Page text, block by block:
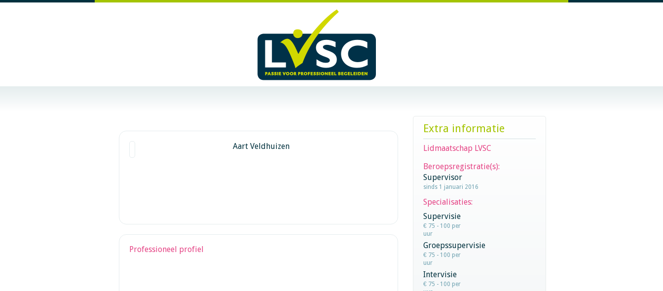
Aart Veldhuizen
Professioneel profiel
Extra informatie
Lidmaatschap LVSC
Beroepsregistratie(s):
Supervisor
sinds 1 januari 2016
Specialisaties:
Supervisie
€ 75 - 100 per
uur
Groepssupervisie
€ 75 - 100 per
uur
Intervisie
€ 75 - 100 per